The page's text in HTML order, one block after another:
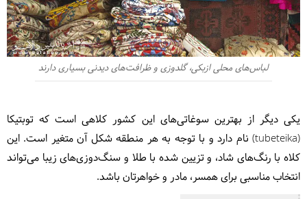
لباس‌های محلی ازبکی، گلدوزی و ظرافت‌های دیدنی بسیاری دارند
یکی دیگر از بهترین سوغاتی‌های این کشور کلاهی است که توبتیکا
(tubeteika) نام دارد و با توجه به هر منطقه شکل آن متغیر است. این
کلاه با رنگ‌های شاد، و تزیین شده با طلا و سنگ‌دوزی‌های زیبا می‌تواند
انتخاب مناسبی برای همسر، مادر و خواهرتان باشد.